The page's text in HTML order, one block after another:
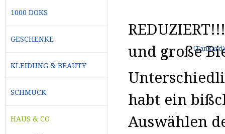
und große
habt ein
Auswählen
1000 DOKS
GESCHENKE
KLEIDUNG & BEAUTY
SCHMUCK
HAUS & CO